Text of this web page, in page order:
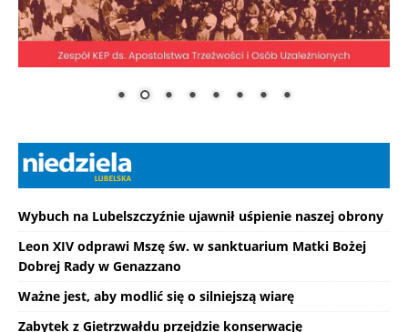
Wybuch na Lubelszczyźnie ujawnił uśpienie naszej obrony
Leon XIV odprawi Mszę św. w sanktuarium Matki Bożej
Dobrej Rady w Genazzano
Ważne jest, aby modlić się o silniejszą wiarę
Zabytek z Gietrzwałdu przejdzie konserwację